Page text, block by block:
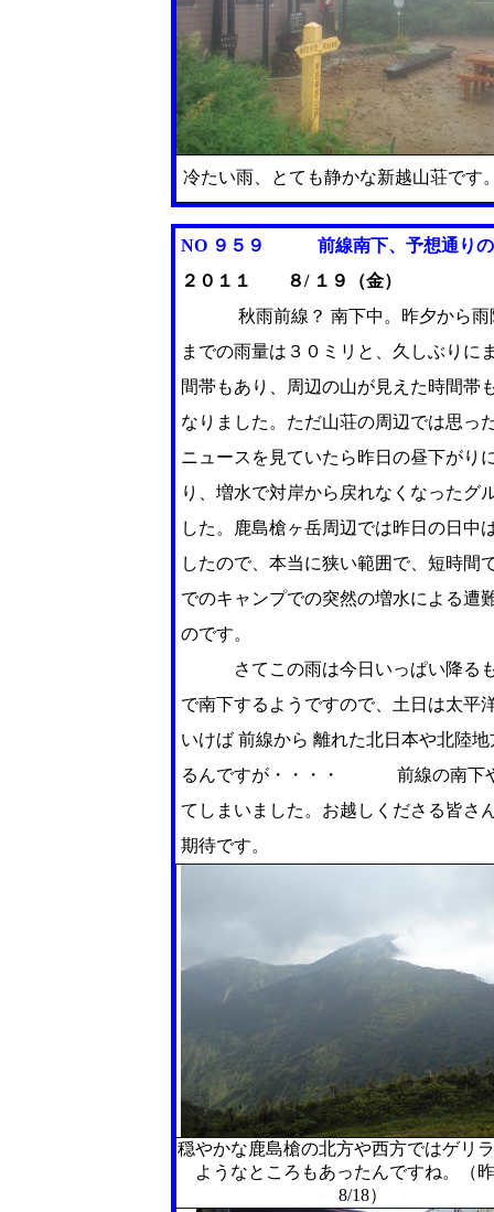
冷たい雨、とても静かな新越山荘です
NO ９５９ 前線南下、予想通りの
２０１１ ８/ １９（金）
秋雨前線？ 南下中。昨夕から雨降
までの雨量は３０ミリと、久しぶりに
間帯もあり、周辺の山が見えた時間帯
なりました。ただ山荘の周辺では思
ニュースを見ていたら昨日の昼下がり
り、増水で対岸から戻れなくなったグ
した。鹿島槍ヶ岳周辺では昨日の日中
したので、本当に狭い範囲で、短時間
でのキャンプでの突然の増水による遭
のです。
さてこの雨は今日いっぱい降るも
で南下するようですので、土日は太平
いけば 前線から 離れた北日本や北陸
るんですが・・・・ 前線の南下や
てしまいました。お越しくださる皆さ
期待です。
穏やかな鹿島槍の北方や西方ではゲリ
ようなところもあったんですね。（
8/18）